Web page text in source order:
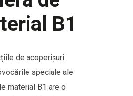
B1
de acoperișuri
speciale ale
material B1 are o